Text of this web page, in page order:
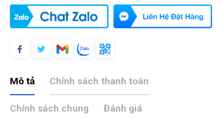
Mô tả Chính sách thanh toán
Chính sách chung Đánh giá